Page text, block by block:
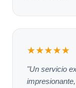
★★★★★
"Un servicio